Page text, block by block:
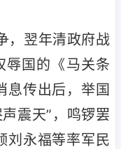
，翌年清政府战
辱国的《马关条
息传出后，举国
震天”，鸣锣罢
刘永福等率军民